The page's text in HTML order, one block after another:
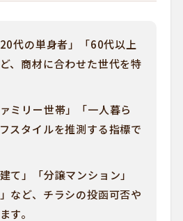
20代の単身者」「60代以上
、商材に合わせた世代を特
ァミリー世帯」「一人暮ら
スタイルを推測する指標で
建て」「分譲マンション」
など、チラシの投函可否や
す。